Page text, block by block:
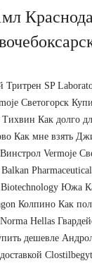
Тритрен SP
Светогорск
Тихвин Как долго
Как мне взять
Vermoje
Biotechnology Южа
Колпино Как
Hellas
дешевле